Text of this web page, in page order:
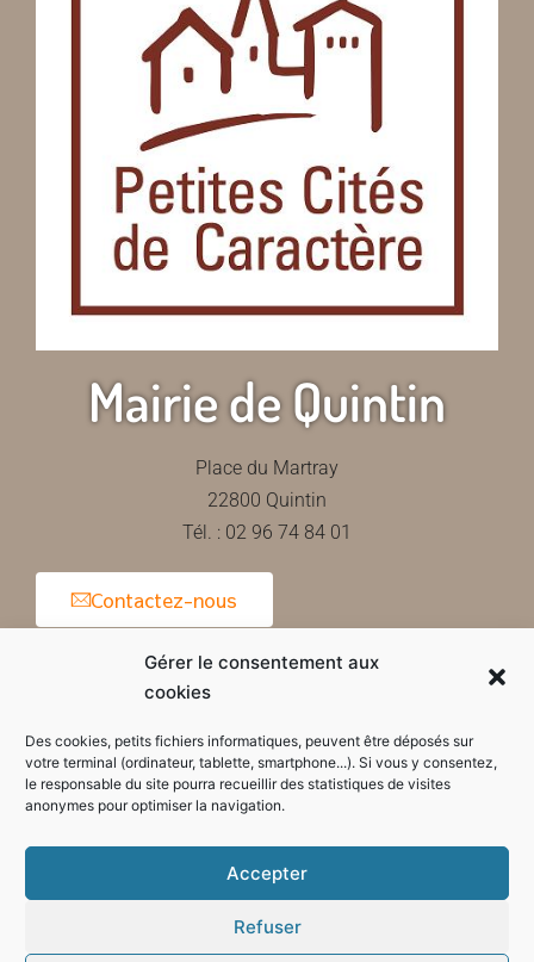
Gérer le consentement aux
cookies
Des cookies, petits fichiers informatiques, peuvent être déposés sur
votre terminal (ordinateur, tablette, smartphone...). Si vous y consentez,
le responsable du site pourra recueillir des statistiques de visites
anonymes pour optimiser la navigation.
Accepter
Refuser
Mairie de Quintin
Place du Martray
22800 Quintin
Tél. : 02 96 74 84 01
Contactez-nous
Horaires d'ouverture de la mairie